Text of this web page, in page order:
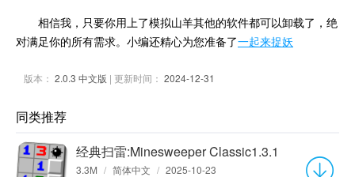
相信我，只要你用上了模拟山羊其他的软件都可以卸载了，绝
对满足你的所有需求。小编还精心为您准备了一起来捉妖
版本： 2.0.3 中文版 | 更新时间： 2024-12-31
同类推荐
经典扫雷:Minesweeper Classic1.3.1
3.3M / 简体中文 / 2025-10-23